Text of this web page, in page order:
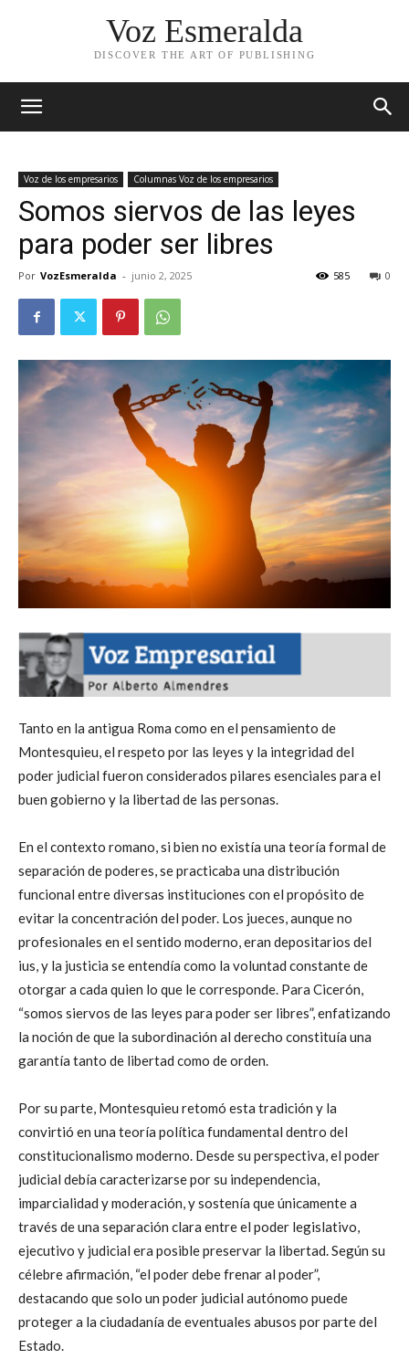
Voz Esmeralda
DISCOVER THE ART OF PUBLISHING
Voz de los empresarios Columnas Voz de los empresarios
Somos siervos de las leyes
para poder ser libres
Por VozEsmeralda - junio 2, 2025 0
585
Tanto en la antigua Roma como en el pensamiento de
Montesquieu, el respeto por las leyes y la integridad del
poder judicial fueron considerados pilares esenciales para el
buen gobierno y la libertad de las personas.
En el contexto romano, si bien no existía una teoría formal de
separación de poderes, se practicaba una distribución
funcional entre diversas instituciones con el propósito de
evitar la concentración del poder. Los jueces, aunque no
profesionales en el sentido moderno, eran depositarios del
ius, y la justicia se entendía como la voluntad constante de
otorgar a cada quien lo que le corresponde. Para Cicerón,
“somos siervos de las leyes para poder ser libres”, enfatizando
la noción de que la subordinación al derecho constituía una
garantía tanto de libertad como de orden.
Por su parte, Montesquieu retomó esta tradición y la
convirtió en una teoría política fundamental dentro del
constitucionalismo moderno. Desde su perspectiva, el poder
judicial debía caracterizarse por su independencia,
imparcialidad y moderación, y sostenía que únicamente a
través de una separación clara entre el poder legislativo,
ejecutivo y judicial era posible preservar la libertad. Según su
célebre afirmación, “el poder debe frenar al poder”,
destacando que solo un poder judicial autónomo puede
proteger a la ciudadanía de eventuales abusos por parte del
Estado.